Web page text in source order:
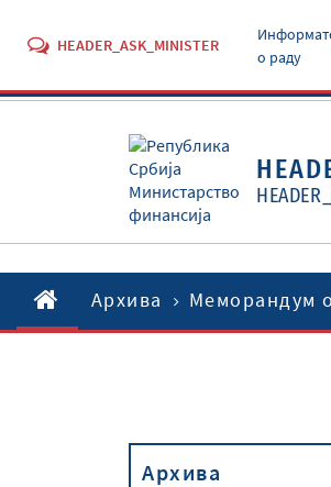
HEADER_ASK_MINISTER
о раду
Архива Меморандум
Архива